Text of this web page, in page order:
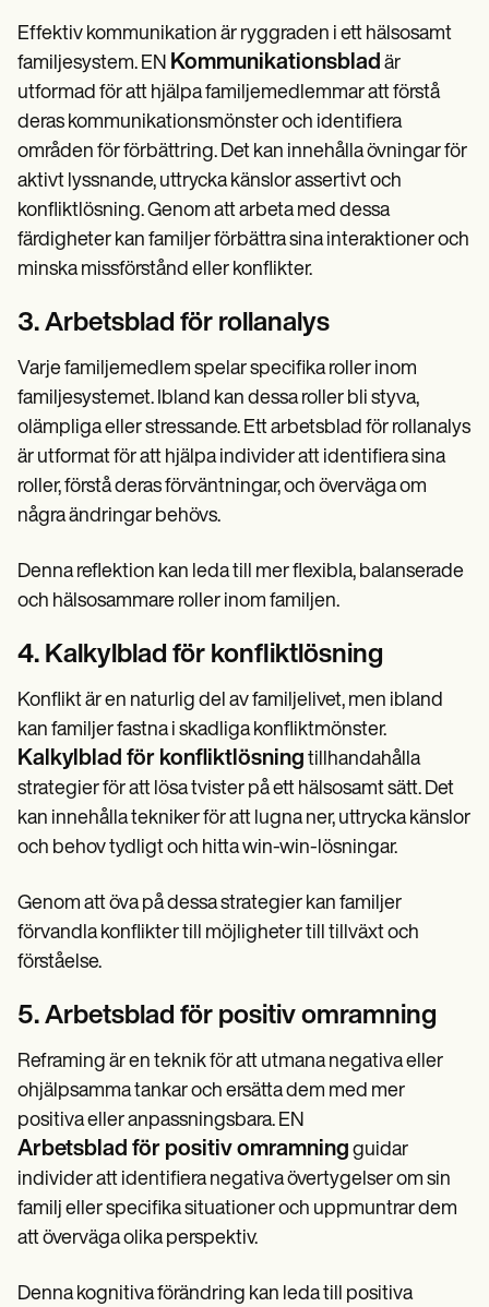
Effektiv kommunikation är ryggraden i ett hälsosamt
familjesystem. EN Kommunikationsblad är
utformad för att hjälpa familjemedlemmar att förstå
deras kommunikationsmönster och identifiera
områden för förbättring. Det kan innehålla övningar för
aktivt lyssnande, uttrycka känslor assertivt och
konfliktlösning. Genom att arbeta med dessa
färdigheter kan familjer förbättra sina interaktioner och
minska missförstånd eller konflikter.
3. Arbetsblad för rollanalys
Varje familjemedlem spelar specifika roller inom
familjesystemet. Ibland kan dessa roller bli styva,
olämpliga eller stressande. Ett arbetsblad för rollanalys
är utformat för att hjälpa individer att identifiera sina
roller, förstå deras förväntningar, och överväga om
några ändringar behövs.
Denna reflektion kan leda till mer flexibla, balanserade
och hälsosammare roller inom familjen.
4. Kalkylblad för konfliktlösning
Konflikt är en naturlig del av familjelivet, men ibland
kan familjer fastna i skadliga konfliktmönster.
Kalkylblad för konfliktlösning tillhandahålla
strategier för att lösa tvister på ett hälsosamt sätt. Det
kan innehålla tekniker för att lugna ner, uttrycka känslor
och behov tydligt och hitta win-win-lösningar.
Genom att öva på dessa strategier kan familjer
förvandla konflikter till möjligheter till tillväxt och
förståelse.
5. Arbetsblad för positiv omramning
Reframing är en teknik för att utmana negativa eller
ohjälpsamma tankar och ersätta dem med mer
positiva eller anpassningsbara. EN
Arbetsblad för positiv omramning guidar
individer att identifiera negativa övertygelser om sin
familj eller specifika situationer och uppmuntrar dem
att överväga olika perspektiv.
Denna kognitiva förändring kan leda till positiva